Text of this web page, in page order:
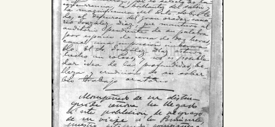
█
EL MUSEO
COLECCIONES
DIDÁCTICA